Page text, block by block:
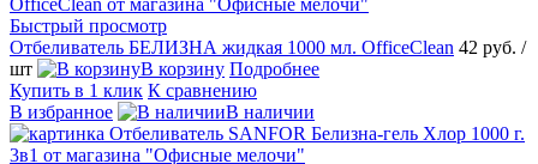
Быстрый просмотр
Отбеливатель БЕЛИЗНА жидкая 1000 мл. OfficeClean 42 руб. /
шт
В корзину Подробнее
Купить в 1 клик К сравнению
В избранное
В наличии